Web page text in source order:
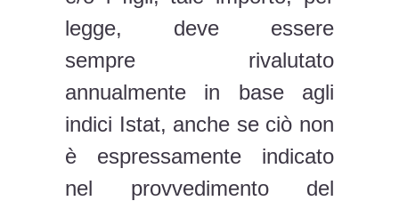
legge, deve essere
sempre rivalutato
annualmente in base agli
indici Istat, anche se ciò non
è espressamente indicato
nel provvedimento del